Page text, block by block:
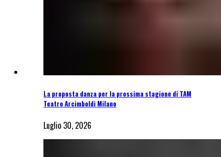
La proposta danza per la prossima stagione di TAM
Teatro Arcimboldi Milano
Luglio 30, 2026